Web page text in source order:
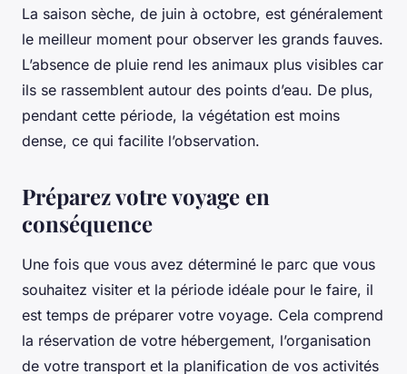
La saison sèche, de juin à octobre, est généralement
le meilleur moment pour observer les grands fauves.
L’absence de pluie rend les animaux plus visibles car
ils se rassemblent autour des points d’eau. De plus,
pendant cette période, la végétation est moins
dense, ce qui facilite l’observation.
Préparez votre voyage en
conséquence
Une fois que vous avez déterminé le parc que vous
souhaitez visiter et la période idéale pour le faire, il
est temps de préparer votre voyage. Cela comprend
la réservation de votre hébergement, l’organisation
de votre transport et la planification de vos activités